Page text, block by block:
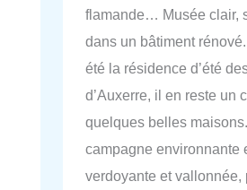
flamande… Musée clair,
dans un bâtiment
été la résidence d’été
d’Auxerre, il en reste un
quelques belles
campagne environnante
verdoyante et vallonnée,